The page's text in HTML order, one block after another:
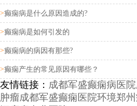
>癫痫病是什么原因造成的?
>癫痫病是如何引发的
>癫痫病的病因有那些?
>癫痫产生的常见原因有哪些？
友情链接： 成都军盛癫痫病医院
肿瘤成都军盛癫痫医院环境郑